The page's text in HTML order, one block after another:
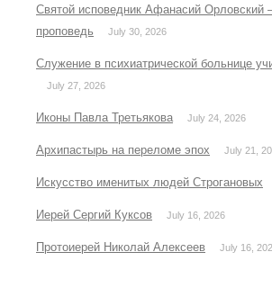
Святой исповедник Афанасий Орловский
проповедь
July 30, 2026
Служение в психиатрической больнице
July 27, 2026
Иконы Павла Третьякова July 24, 2026
Архипастырь на переломе эпох July 21,
Искусство именитых людей Строгановых
Иерей Сергий Куксов July 16, 2026
Протоиерей Николай Алексеев July 16,